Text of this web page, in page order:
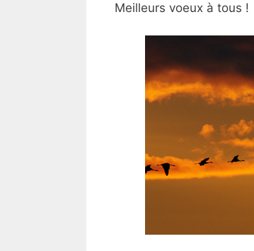
Meilleurs voeux à tous !